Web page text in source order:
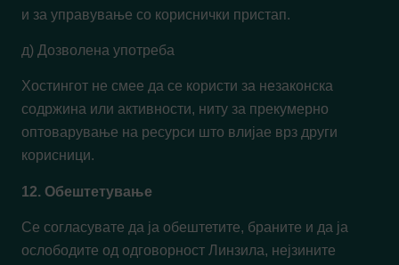
и за управување со кориснички пристап.
д) Дозволена употреба
Хостингот не смее да се користи за незаконска
содржина или активности, ниту за прекумерно
оптоварување на ресурси што влијае врз други
корисници.
12. Обештетување
Се согласувате да ја обештетите, браните и да ја
ослободите од одговорност Линзила, нејзините